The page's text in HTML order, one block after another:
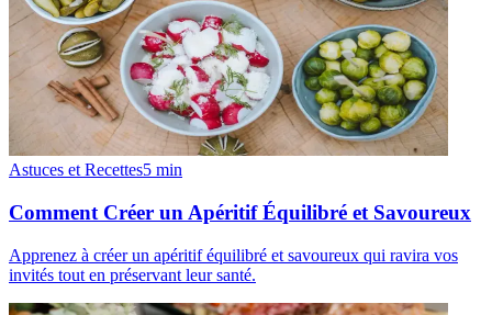
Astuces et Recettes5 min
Comment Créer un Apéritif Équilibré et Savoureux
Apprenez à créer un apéritif équilibré et savoureux qui ravira vos
invités tout en préservant leur santé.